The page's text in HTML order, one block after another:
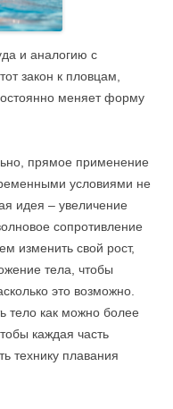
и аналогию с
закон к пловцам,
меняет форму
прямое применение
условиями не
идея – увеличение
сопротивление
изменить свой рост,
тела, чтобы
это возможно.
тело как можно более
каждая часть
технику плавания